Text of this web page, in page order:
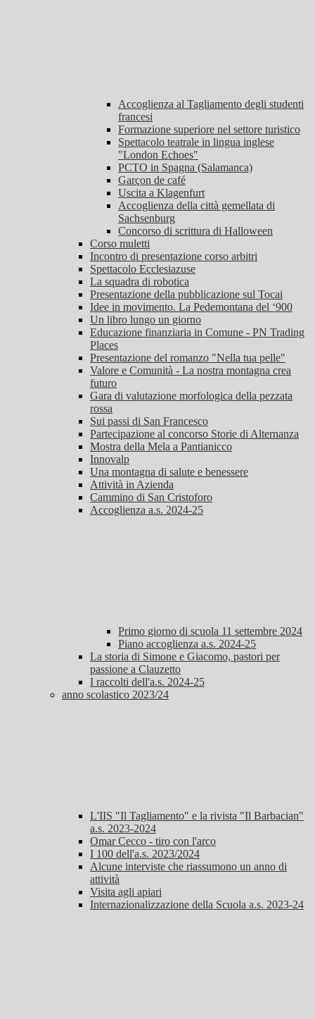
Accoglienza al Tagliamento degli studenti
francesi
Formazione superiore nel settore turistico
Spettacolo teatrale in lingua inglese
"London Echoes"
PCTO in Spagna (Salamanca)
Garçon de café
Uscita a Klagenfurt
Accoglienza della città gemellata di
Sachsenburg
Concorso di scrittura di Halloween
Corso muletti
Incontro di presentazione corso arbitri
Spettacolo Ecclesiazuse
La squadra di robotica
Presentazione della pubblicazione sul Tocai
Idee in movimento. La Pedemontana del ‘900
Un libro lungo un giorno
Educazione finanziaria in Comune - PN Trading
Places
Presentazione del romanzo "Nella tua pelle"
Valore e Comunità - La nostra montagna crea
futuro
Gara di valutazione morfologica della pezzata
rossa
Sui passi di San Francesco
Partecipazione al concorso Storie di Alternanza
Mostra della Mela a Pantianicco
Innovalp
Una montagna di salute e benessere
Attività in Azienda
Cammino di San Cristoforo
Accoglienza a.s. 2024-25
Primo giorno di scuola 11 settembre 2024
Piano accoglienza a.s. 2024-25
La storia di Simone e Giacomo, pastori per
passione a Clauzetto
I raccolti dell'a.s. 2024-25
anno scolastico 2023/24
L'IIS "Il Tagliamento" e la rivista "Il Barbacian"
a.s. 2023-2024
Omar Cecco - tiro con l'arco
I 100 dell'a.s. 2023/2024
Alcune interviste che riassumono un anno di
attività
Visita agli apiari
Internazionalizzazione della Scuola a.s. 2023-24